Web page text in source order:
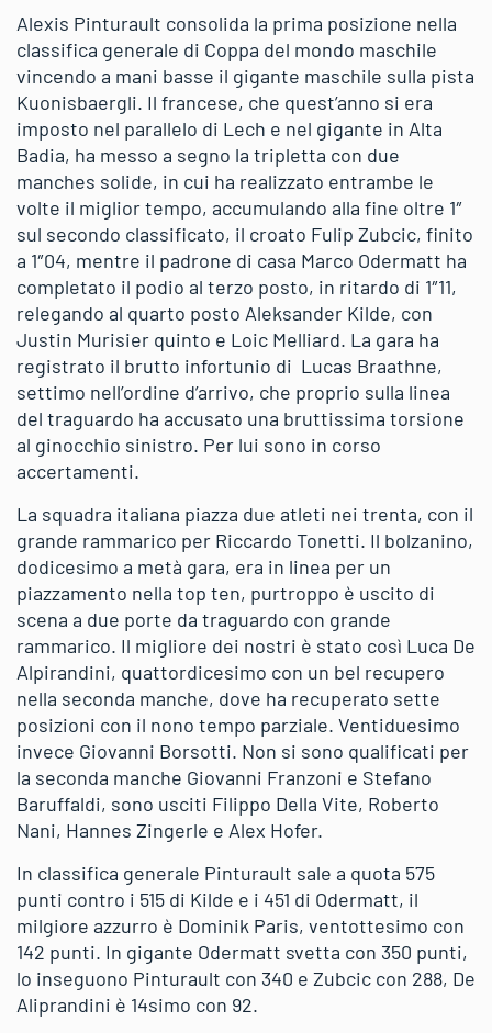
Alexis Pinturault consolida la prima posizione nella
classifica generale di Coppa del mondo maschile
vincendo a mani basse il gigante maschile sulla pista
Kuonisbaergli. Il francese, che quest’anno si era
imposto nel parallelo di Lech e nel gigante in Alta
Badia, ha messo a segno la tripletta con due
manches solide, in cui ha realizzato entrambe le
volte il miglior tempo, accumulando alla fine oltre 1″
sul secondo classificato, il croato Fulip Zubcic, finito
a 1″04, mentre il padrone di casa Marco Odermatt ha
completato il podio al terzo posto, in ritardo di 1″11,
relegando al quarto posto Aleksander Kilde, con
Justin Murisier quinto e Loic Melliard. La gara ha
registrato il brutto infortunio di Lucas Braathne,
settimo nell’ordine d’arrivo, che proprio sulla linea
del traguardo ha accusato una bruttissima torsione
al ginocchio sinistro. Per lui sono in corso
accertamenti.
La squadra italiana piazza due atleti nei trenta, con il
grande rammarico per Riccardo Tonetti. Il bolzanino,
dodicesimo a metà gara, era in linea per un
piazzamento nella top ten, purtroppo è uscito di
scena a due porte da traguardo con grande
rammarico. Il migliore dei nostri è stato così Luca De
Alpirandini, quattordicesimo con un bel recupero
nella seconda manche, dove ha recuperato sette
posizioni con il nono tempo parziale. Ventiduesimo
invece Giovanni Borsotti. Non si sono qualificati per
la seconda manche Giovanni Franzoni e Stefano
Baruffaldi, sono usciti Filippo Della Vite, Roberto
Nani, Hannes Zingerle e Alex Hofer.
In classifica generale Pinturault sale a quota 575
punti contro i 515 di Kilde e i 451 di Odermatt, il
milgiore azzurro è Dominik Paris, ventottesimo con
142 punti. In gigante Odermatt svetta con 350 punti,
lo inseguono Pinturault con 340 e Zubcic con 288, De
Aliprandini è 14simo con 92.